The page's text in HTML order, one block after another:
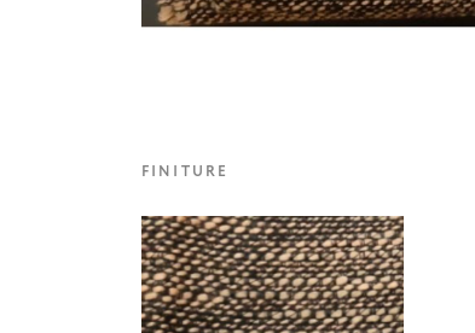
FINITURE